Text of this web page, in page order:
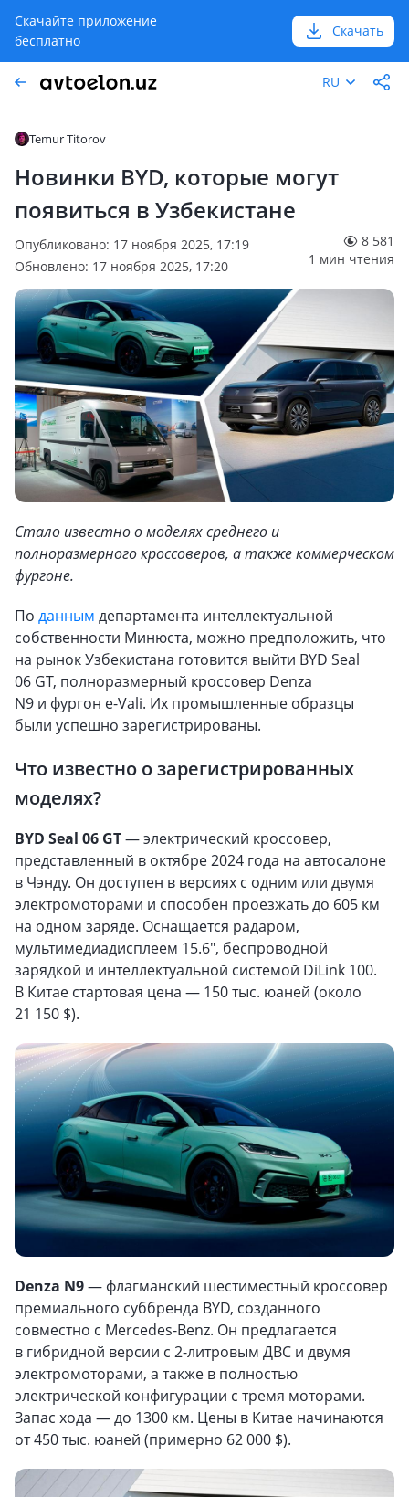
Скачайте приложение
бесплатно
Скачать
RU
Temur Titorov
Новинки BYD, которые могут
появиться в Узбекистане
Опубликовано: 17 ноября 2025, 17:19
Обновлено: 17 ноября 2025, 17:20
8 581
1 мин чтения
Стало известно о моделях среднего и
полноразмерного кроссоверов, а также коммерческом
фургоне.
По данным департамента интеллектуальной
собственности Минюста, можно предположить, что
на рынок Узбекистана готовится выйти BYD Seal
06 GT, полноразмерный кроссовер Denza
N9 и фургон e-Vali. Их промышленные образцы
были успешно зарегистрированы.
Что известно о зарегистрированных
моделях?
BYD Seal 06 GT— электрический кроссовер,
представленный в октябре 2024 года на автосалоне
в Чэнду. Он доступен в версиях с одним или двумя
электромоторами и способен проезжать до 605 км
на одном заряде. Оснащается радаром,
мультимедиадисплеем 15.6″, беспроводной
зарядкой и интеллектуальной системой DiLink 100.
В Китае стартовая цена — 150 тыс. юаней (около
21 150 $).
Denza N9— флагманский шестиместный кроссовер
премиального суббренда BYD, созданного
совместно с Mercedes-Benz. Он предлагается
в гибридной версии с 2-литровым ДВС и двумя
электромоторами, а также в полностью
электрической конфигурации с тремя моторами.
Запас хода — до 1300 км. Цены в Китае начинаются
от 450 тыс. юаней (примерно 62 000 $).